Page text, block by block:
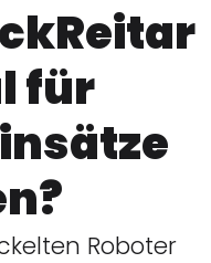
für
Roboter